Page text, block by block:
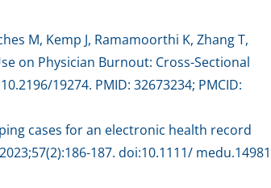
M, Kemp J, Ramamoorthi K, Zhang T,
on Physician Burnout: Cross-Sectional
19274. PMID: 32673234; PMCID:
cases for an electronic health record
187. doi:10.1111/ medu.14981